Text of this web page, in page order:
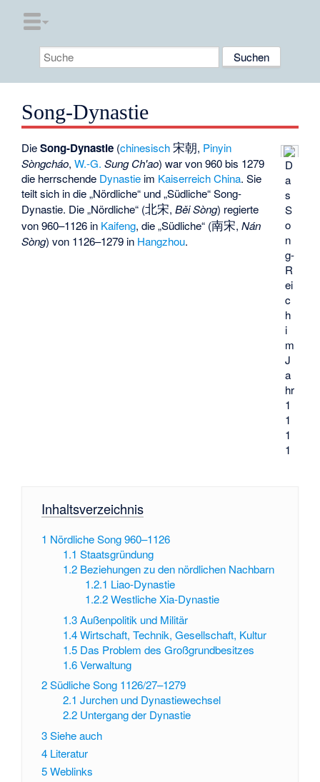
Song-Dynastie
D
a
s
S
o
n
g-
R
ei
c
h
i
m
J
a
hr
1
1
1
1
DieSong-Dynastie (chinesisch 宋朝, Pinyin
Sòngcháo,W.-G. Sung Ch'ao) war von 960 bis 1279
die herrschende Dynastie im Kaiserreich China. Sie
teilt sich in die „Nördliche“ und „Südliche“ Song-
Dynastie. Die „Nördliche“ (北宋,Běi Sòng) regierte
von 960–1126 in Kaifeng, die „Südliche“ (南宋,Nán
Sòng) von 1126–1279 in Hangzhou.
Inhaltsverzeichnis
1 Nördliche Song 960–1126
1.1 Staatsgründung
1.2 Beziehungen zu den nördlichen Nachbarn
1.2.1 Liao-Dynastie
1.2.2 Westliche Xia-Dynastie
1.3 Außenpolitik und Militär
1.4 Wirtschaft, Technik, Gesellschaft, Kultur
1.5 Das Problem des Großgrundbesitzes
1.6 Verwaltung
2Südliche Song 1126/27–1279
2.1 Jurchen und Dynastiewechsel
2.2 Untergang der Dynastie
3Siehe auch
4 Literatur
5Weblinks